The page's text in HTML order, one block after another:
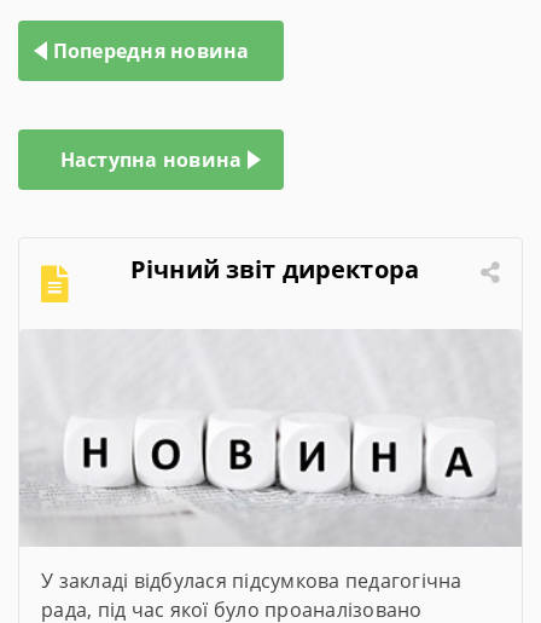
Навігація
записів
Попередня новина
Наступна новина
Річний звіт директора
У закладі відбулася підсумкова педагогічна
рада, під час якої було проаналізовано